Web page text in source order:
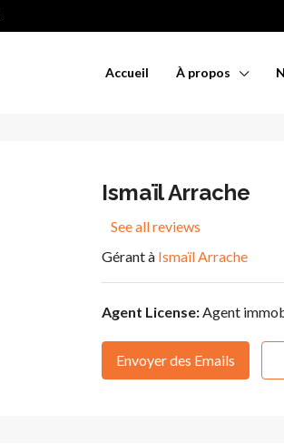
Accueil À propos
Ismaïl Arrache
See all reviews
Gérant à Ismaïl Arrache
Agent License:Agent
Envoyer des Emails